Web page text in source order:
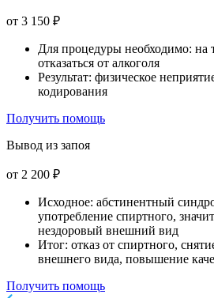
от 3 150 ₽
Для процедуры необходимо: на
отказаться от алкоголя
Результат: физическое
кодирования
Получить помощь
Вывод из запоя
от 2 200 ₽
Исходное: абстинентный
употребление спиртного,
нездоровый внешний вид
Итог: отказ от спиртного,
внешнего вида, повышение
Получить помощь